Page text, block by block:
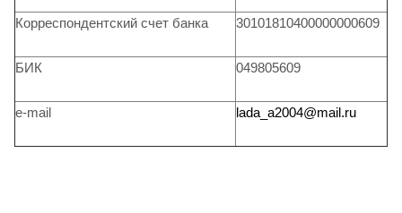
Корреспондентский счет банка 30101810400000000609
БИК 049805609
e-mail lada_a2004@mail.ru